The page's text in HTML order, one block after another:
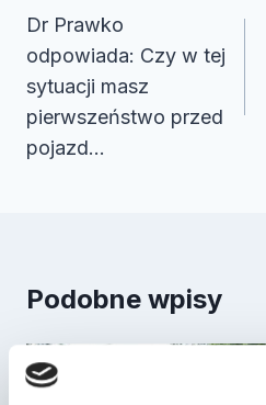
wpisu
Dr Prawko
odpowiada: Czy w tej
sytuacji masz
pierwszeństwo przed
pojazd…
Podobne wpisy